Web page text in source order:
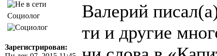
Социолог
Зарегистрирован:
Валерий
ти и другие